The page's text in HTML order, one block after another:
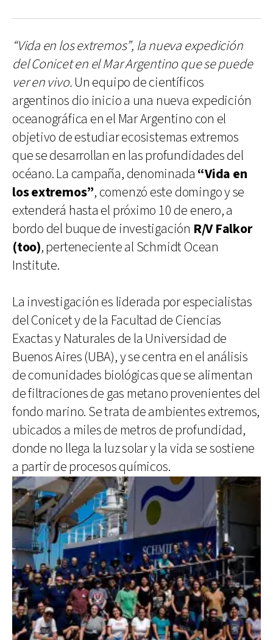
“Vida en los extremos”, la nueva expedición
del Conicet en el Mar Argentino que se puede
ver en vivo.Un equipo de científicos
argentinos dio inicio a una nueva expedición
oceanográfica en el Mar Argentino con el
objetivo de estudiar ecosistemas extremos
que se desarrollan en las profundidades del
océano. La campaña, denominada “Vida en
los extremos”, comenzó este domingo y se
extenderá hasta el próximo 10 de enero, a
bordo del buque de investigación R/V Falkor
(too), perteneciente al Schmidt Ocean
Institute.
La investigación es liderada por especialistas
del Conicet y de la Facultad de Ciencias
Exactas y Naturales de la Universidad de
Buenos Aires (UBA), y se centra en el análisis
de comunidades biológicas que se alimentan
de filtraciones de gas metano provenientes del
fondo marino. Se trata de ambientes extremos,
ubicados a miles de metros de profundidad,
donde no llega la luz solar y la vida se sostiene
a partir de procesos químicos.